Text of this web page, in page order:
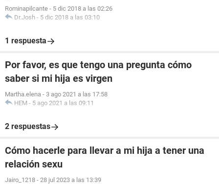
Rominapilcante - 5 dic 2018 a las 02:26
Dr.Josh - 5 dic 2018 a las 03:10
1 respuesta
Por favor, es que tengo una pregunta cómo
saber si mi hija es virgen
Martha.elena - 3 ago 2021 a las 17:58
HEM - 5 ago 2021 a las 09:11
2 respuestas
Cómo hacerle para llevar a mi hija a tener una
relación sexu
Jairo_1218 - 28 jul 2023 a las 13:39